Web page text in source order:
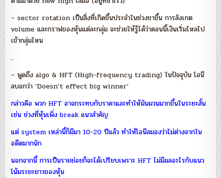
– sector rotation เป็นสิ่งที่เกิดขึ้นประจำในช่วงขาขึ้น การสังเกต
volume และกราฟของหุ้นแต่ละกลุ่ม จะช่วยให้รู้ได้ว่าตอนนี้เงินเริ่มไหลไป
เข้ากลุ่มไหน
..
– พูดถึง algo & HFT (High-frequency trading) ในปัจจุบัน โอนี
ลบอกว่า ‘Doesn’t effect big winner’
กล่าวคือ พวก HFT อาจกระทบกับราคาและทำให้ผันผวนมากขึ้นในระยะสั้น
เช่น ช่วงที่หุ้นเพิ่ง break แนวสำคัญ
แต่ system เหล่านี้ก็มีมา 10-20 ปีแล้วทำให้โอนีลมองว่าไม่ต่างจากใน
อดีตมากนัก
นอกจากนี้ การเป็นรายย่อยก็จะได้เปรียบเพราะ HFT ไม่มีผลอะไรกับแนว
โน้มระยะยาวของหุ้น